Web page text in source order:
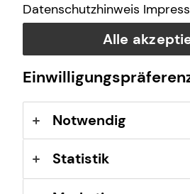
Das ist tecis
Wir sind tecis, die
und begleiten dich auf deinem
selbstbestimmte Zukunft.
Datenschutzhinweis
Alle
Notwendig
Statistik